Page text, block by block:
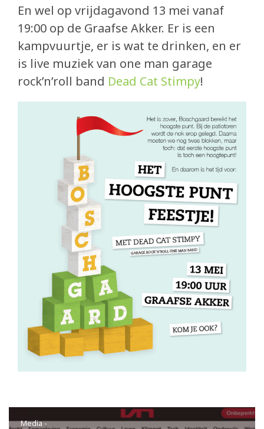
En wel op vrijdagavond 13 mei vanaf
19:00 op de Graafse Akker. Er is een
kampvuurtje, er is wat te drinken, en er
is live muziek van one man garage
rock’n’roll band Dead Cat Stimpy!
Media-